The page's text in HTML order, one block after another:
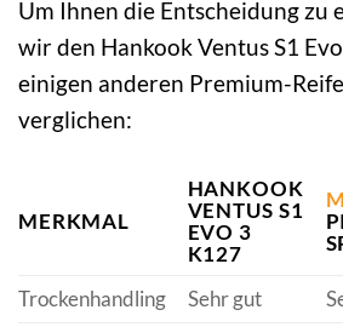
Um Ihnen die Entscheidung zu
wir den Hankook Ventus S1
einigen anderen Premium-
verglichen:
MERKMAL
HANKOOK
VENTUS S1
EVO 3
K127
Trockenhandling Sehr gut